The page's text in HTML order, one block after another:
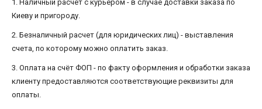
1. Наличный расчет с курьером - в случае доставки заказа по
Киеву и пригороду.
2. Безналичный расчет (для юридических лиц) - выставления
счета, по которому можно оплатить заказ.
3. Оплата на счёт ФОП - по факту оформления и обработки заказа
клиенту предоставляются соответствующие реквизиты для
оплаты.